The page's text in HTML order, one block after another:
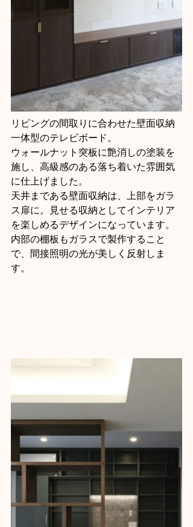
リビングの間取りに合わせた壁面収納
一体型のテレビボード。
ウォールナット突板に艶消しの塗装を
施し、高級感のある落ち着いた雰囲気
に仕上げました。
天井まである壁面収納は、上部をガラ
ス扉に。見せる収納としてインテリア
を楽しめるデザインになっています。
内部の棚板もガラスで製作すること
で、間接照明の光が美しく反射しま
す。